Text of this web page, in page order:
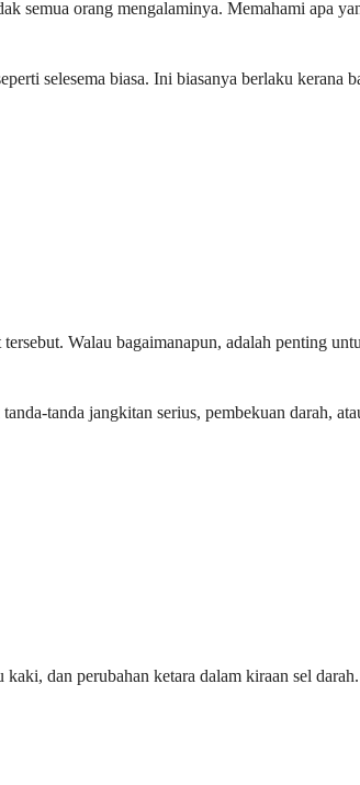
semua orang mengalaminya. Memahami apa
selesema biasa. Ini biasanya berlaku
Walau bagaimanapun, adalah penting
tanda jangkitan serius, pembekuan darah,
dan perubahan ketara dalam kiraan sel